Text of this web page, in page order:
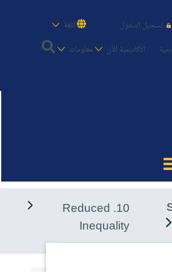
تسجيل الدخول
اللغة
الأكاديمية الأن معلومات
القبول والتسجيل
الدراسات الأكاديمية
طلبة الأكاديمية
10. Reduced
Inequality